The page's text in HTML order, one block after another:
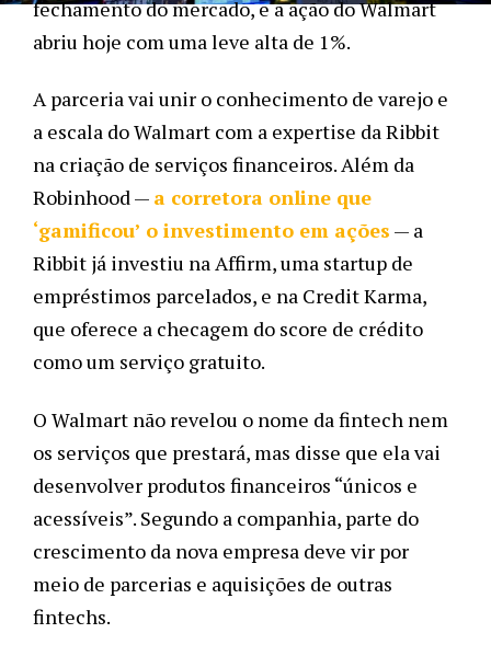
fechamento do mercado, e a ação do Walmart
abriu hoje com uma leve alta de 1%.
A parceria vai unir o conhecimento de varejo e
a escala do Walmart com a expertise da Ribbit
na criação de serviços financeiros. Além da
Robinhood — a corretora online que
‘gamificou’ o investimento em ações — a
Ribbit já investiu na Affirm, uma startup de
empréstimos parcelados, e na Credit Karma,
que oferece a checagem do score de crédito
como um serviço gratuito.
O Walmart não revelou o nome da fintech nem
os serviços que prestará, mas disse que ela vai
desenvolver produtos financeiros “únicos e
acessíveis”. Segundo a companhia, parte do
crescimento da nova empresa deve vir por
meio de parcerias e aquisições de outras
fintechs.